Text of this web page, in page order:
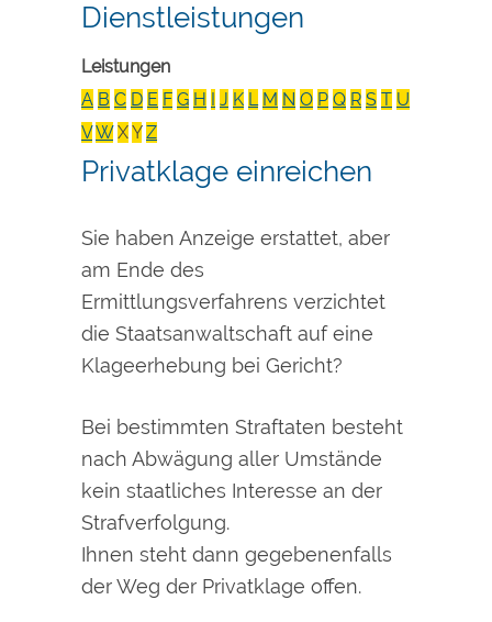
Dienstleistungen
Leistungen
A B C D E F G H I J K L M N O P Q R S T U
VW XY Z
Privatklage einreichen
Sie haben Anzeige erstattet, aber
am Ende des
Ermittlungsverfahrens verzichtet
die Staatsanwaltschaft auf eine
Klageerhebung bei Gericht?
Bei bestimmten Straftaten besteht
nach Abwägung aller Umstände
kein staatliches Interesse an der
Strafverfolgung.
Ihnen steht dann gegebenenfalls
der Weg der Privatklage offen.